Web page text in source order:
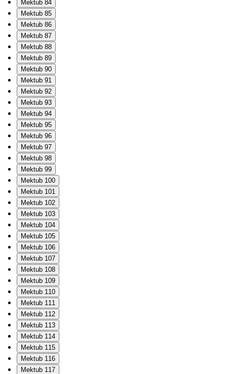
Mektub 84
Mektub 85
Mektub 86
Mektub 87
Mektub 88
Mektub 89
Mektub 90
Mektub 91
Mektub 92
Mektub 93
Mektub 94
Mektub 95
Mektub 96
Mektub 97
Mektub 98
Mektub 99
Mektub 100
Mektub 101
Mektub 102
Mektub 103
Mektub 104
Mektub 105
Mektub 106
Mektub 107
Mektub 108
Mektub 109
Mektub 110
Mektub 111
Mektub 112
Mektub 113
Mektub 114
Mektub 115
Mektub 116
Mektub 117